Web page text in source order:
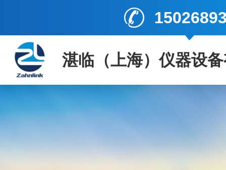
湛临（上海）仪器设